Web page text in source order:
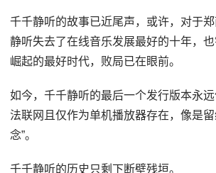
千千静听的故事已近尾声，或许，对于
静听失去了在线音乐发展最好的十年，
崛起的最好时代，败局已在眼前。
如今，千千静听的最后一个发行版本永
法联网且仅作为单机播放器存在，像是
念”。
千千静听的历史只剩下断壁残垣。